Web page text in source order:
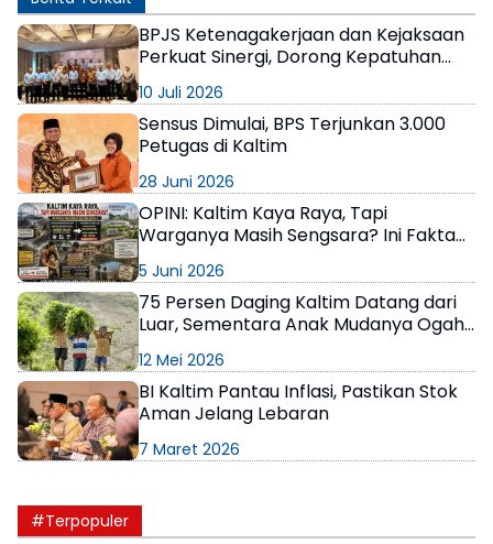
BPJS Ketenagakerjaan dan Kejaksaan
Perkuat Sinergi, Dorong Kepatuhan
Kaltim
10 Juli 2026
Sensus Dimulai, BPS Terjunkan 3.000
Petugas di Kaltim
28 Juni 2026
OPINI: Kaltim Kaya Raya, Tapi
Warganya Masih Sengsara? Ini Fakta
5 Juni 2026
75 Persen Daging Kaltim Datang dari
Luar, Sementara Anak Mudanya Ogah
12 Mei 2026
BI Kaltim Pantau Inflasi, Pastikan Stok
Aman Jelang Lebaran
7 Maret 2026
#Terpopuler